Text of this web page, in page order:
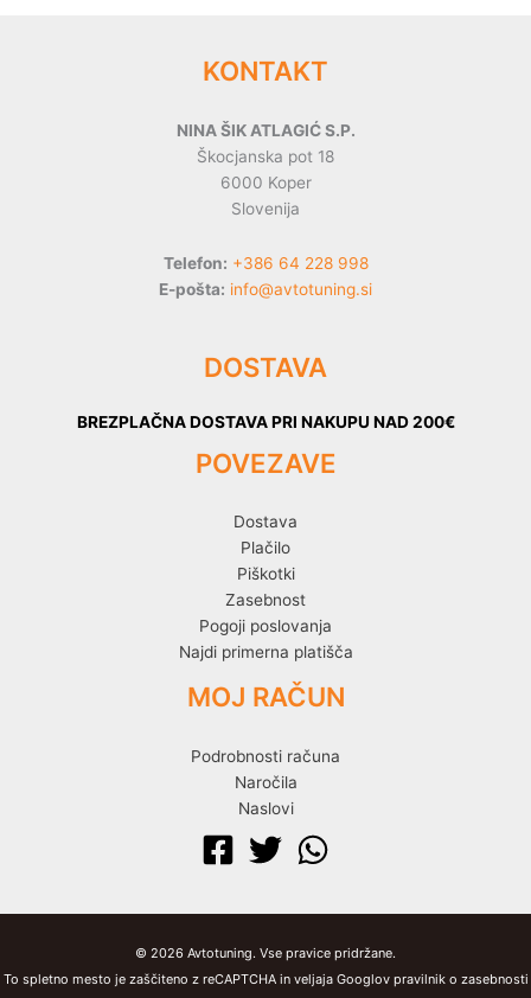
KONTAKT
NINA ŠIK ATLAGIĆ S.P.
Škocjanska pot 18
6000 Koper
Slovenija
Telefon: +386 64 228 998
E-pošta: info@avtotuning.si
DOSTAVA
BREZPLAČNA DOSTAVA PRI NAKUPU NAD 200€
POVEZAVE
Dostava
Plačilo
Piškotki
Zasebnost
Pogoji poslovanja
Najdi primerna platišča
MOJ RAČUN
Podrobnosti računa
Naročila
Naslovi
© 2026 Avtotuning. Vse pravice pridržane.
To spletno mesto je zaščiteno z reCAPTCHA in veljaja Googlov pravilnik o zasebnosti